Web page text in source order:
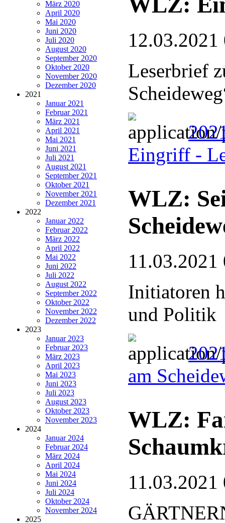
März 2020
April 2020
Mai 2020
Juni 2020
Juli 2020
August 2020
September 2020
Oktober 2020
November 2020
Dezember 2020
2021
Januar 2021
Februar 2021
März 2021
April 2021
Mai 2021
Juni 2021
Juli 2021
August 2021
September 2021
Oktober 2021
November 2021
Dezember 2021
2022
Januar 2022
Februar 2022
März 2022
April 2022
Mai 2022
Juni 2022
Juli 2022
August 2022
September 2022
Oktober 2022
November 2022
Dezember 2022
2023
Januar 2023
Februar 2023
März 2023
April 2023
Mai 2023
Juni 2023
Juli 2023
August 2023
Oktober 2023
November 2023
2024
Januar 2024
Februar 2024
März 2024
April 2024
Mai 2024
Juni 2024
Juli 2024
Oktober 2024
November 2024
2025
12.03.2021
Leserbrief
Eingriff -
WLZ:
11.03.2021
Initiatoren
und Politik
am
WLZ:
11.03.2021